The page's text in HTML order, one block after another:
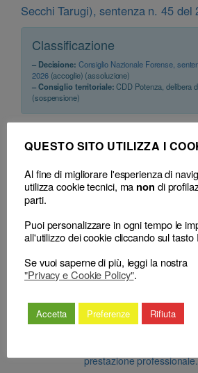
Secchi Tarugi), sentenza n. 45 del
Classificazione
– Decisione: Consiglio Nazionale Forense,
2026(accoglie) (assoluzione)
– Consiglio territoriale:CDD Potenza, delibera
(sospensione)
← Le sole (e
mere)
dichiarazioni
dell’esponente
ritenere
provato
La Commissione di Diritto
Amministrativo del
formulato quesito in merito
applicativa dell’art. 4,
delle disposizioni previste
2023, n. 49, con
prestazione professionale.
QUESTO SITO UTILIZZA I
Al fine di migliorare l'esperienza di
utilizza cookie tecnici, ma non di
parti.
Puoi personalizzare in ogni tempo le
all'utilizzo dei cookie cliccando sul
Se vuoi saperne di più, leggi la nostra
"Privacy e Cookie Policy".
Accetta Preferenze Rifiuta